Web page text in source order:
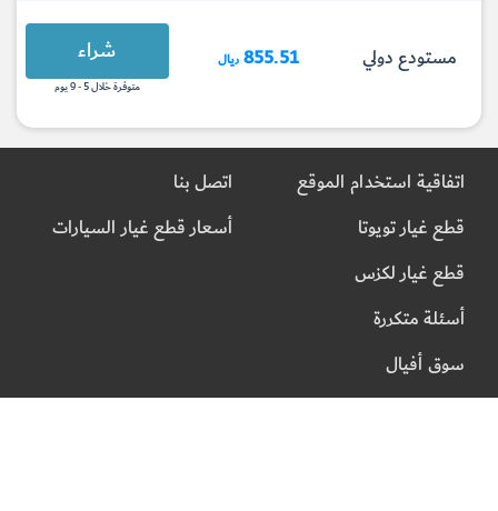
مستودع دولي 855.51 ريال شراء
متوفرة خلال 5 - 9 يوم
اتفاقية استخدام الموقع
قطع غيار تويوتا
قطع غيار لكزس
أسئلة متكررة
سوق أفيال
اتصل بنا
أسعار قطع غيار السيارات